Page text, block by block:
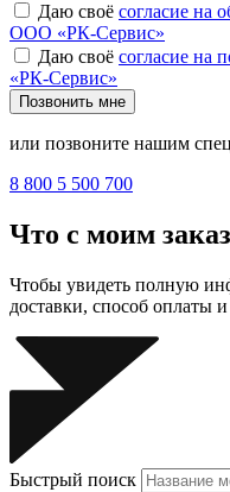
Даю своё согласие на
ООО «РК-Сервис»
Даю своё согласие на
«РК-Сервис»
Позвонить мне
или позвоните нашим
8 800 5 500 700
Что с моим
Чтобы увидеть полную
доставки, способ оплаты
Быстрый поиск